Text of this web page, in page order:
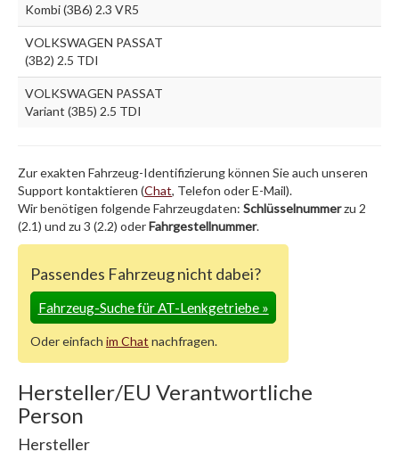
Kombi (3B6) 2.3 VR5
VOLKSWAGEN PASSAT
(3B2) 2.5 TDI
VOLKSWAGEN PASSAT
Variant (3B5) 2.5 TDI
Zur exakten Fahrzeug-Identifizierung können Sie auch unseren
Support kontaktieren (Chat, Telefon oder E-Mail).
Wir benötigen folgende Fahrzeugdaten: Schlüsselnummerzu 2
(2.1) und zu 3 (2.2) oderFahrgestellnummer.
Passendes Fahrzeug nicht dabei?
Fahrzeug-Suche für AT-Lenkgetriebe»
Oder einfach im Chat nachfragen.
Hersteller/EU Verantwortliche
Person
Hersteller